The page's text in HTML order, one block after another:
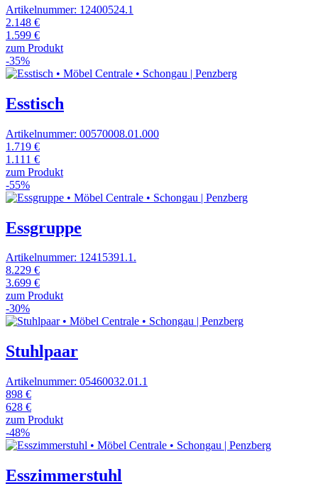
Artikelnummer: 12400524.1
2.148 €
1.599 €
zum Produkt
-35%
Esstisch
Artikelnummer: 00570008.01.000
1.719 €
1.111 €
zum Produkt
-55%
Essgruppe
Artikelnummer: 12415391.1.
8.229 €
3.699 €
zum Produkt
-30%
Stuhlpaar
Artikelnummer: 05460032.01.1
898 €
628 €
zum Produkt
-48%
Esszimmerstuhl